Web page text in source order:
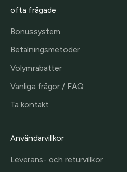
ofta frågade
Bonussystem
Betalningsmetoder
Volymrabatter
Vanliga frågor / FAQ
Ta kontakt
Användarvillkor
Leverans- och returvillkor